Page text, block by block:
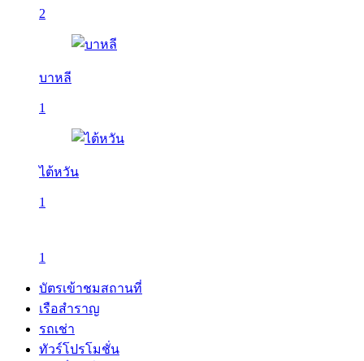
2
บาหลี
1
ไต้หวัน
1
1
บัตรเข้าชมสถานที่
เรือสำราญ
รถเช่า
ทัวร์โปรโมชั่น